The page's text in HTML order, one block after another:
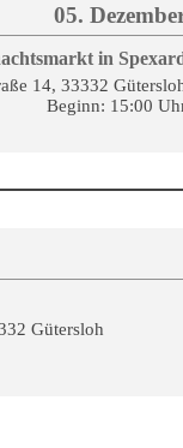
05.
in
14, 33332
Beginn: 15:00
Gütersloh